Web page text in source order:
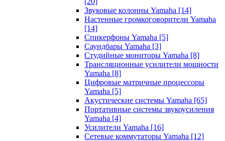
Звуковые колонны Yamaha [14]
Настенные громкоговорители Yamaha
[14]
Спикерфоны Yamaha [5]
Саундбары Yamaha [3]
Студийные мониторы Yamaha [8]
Трансляционные усилители мощности
Yamaha [8]
Цифровые матричные процессоры
Yamaha [5]
Акустические системы Yamaha [65]
Портативные системы звукоусиления
Yamaha [4]
Усилители Yamaha [16]
Сетевые коммутаторы Yamaha [12]